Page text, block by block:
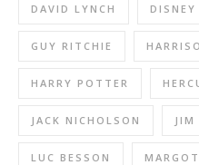
DAVID LYNCH DISNEY
GUY RITCHIE
HARRY POTTER
JACK NICHOLSON JIM
LUC BESSON